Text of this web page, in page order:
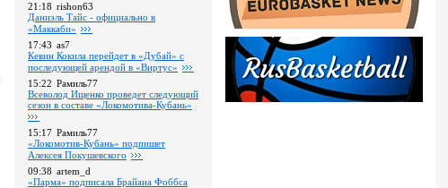
21:18 rishon63
Даниэль Тайс - официально в
«Маккаби»
17:43 as7
Кевин Кокила перейдет в «Дубай» с
последующей арендой в «Виртус»
15:22 Рамиль77
Всеволод Ищенко проведет следующий
сезон в составе «Локомотива-Кубань»
15:17 Рамиль77
«Локомотив-Кубань» подпишет
Алексея Покушевского
09:38 artem_d
«Парма» подписала Брайана Фоббса